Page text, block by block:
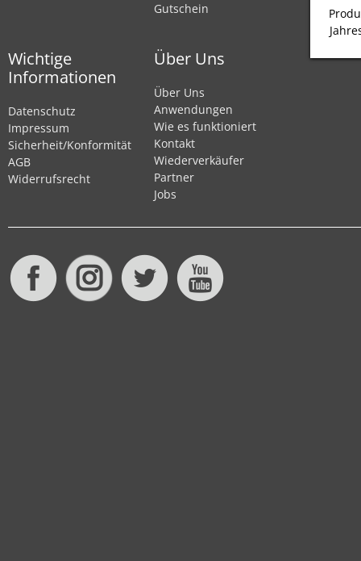
Gutschein
Wichtige
Informationen
Datenschutz
Impressum
Sicherheit/Konformität
AGB
Widerrufsrecht
Über Uns
Über Uns
Anwendungen
Wie es funktioniert
Kontakt
Wiederverkäufer
Partner
Jobs